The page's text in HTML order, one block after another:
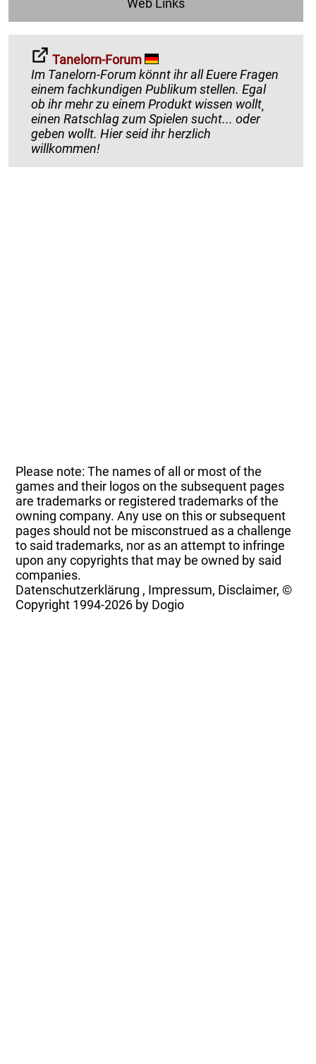
Web Links
Tanelorn-Forum
Im Tanelorn-Forum könnt ihr all Euere Fragen
einem fachkundigen Publikum stellen. Egal
ob ihr mehr zu einem Produkt wissen wollt¸
einen Ratschlag zum Spielen sucht... oder
geben wollt. Hier seid ihr herzlich
willkommen!
Please note: The names of all or most of the
games and their logos on the subsequent pages
are trademarks or registered trademarks of the
owning company. Any use on this or subsequent
pages should not be misconstrued as a challenge
to said trademarks, nor as an attempt to infringe
upon any copyrights that may be owned by said
companies.
Datenschutzerklärung , Impressum, Disclaimer, ©
Copyright 1994-2026 by Dogio